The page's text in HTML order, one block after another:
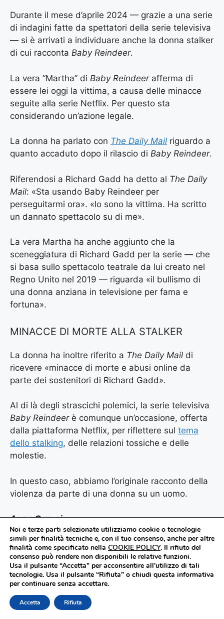
Durante il mese d’aprile 2024 — grazie a una serie
di indagini fatte da spettatori della serie televisiva
— si è arrivati a individuare anche la donna stalker
di cui racconta Baby Reindeer.
La vera “Martha” di Baby Reindeer afferma di
essere lei oggi la vittima, a causa delle minacce
seguite alla serie Netflix. Per questo sta
considerando un’azione legale.
La donna ha parlato con The Daily Mail riguardo a
quanto accaduto dopo il rilascio di Baby Reindeer.
Riferendosi a Richard Gadd ha detto al The Daily
Mail: «Sta usando Baby Reindeer per
perseguitarmi ora». «Io sono la vittima. Ha scritto
un dannato spettacolo su di me».
La vera Martha ha anche aggiunto che la
sceneggiatura di Richard Gadd per la serie — che
si basa sullo spettacolo teatrale da lui creato nel
Regno Unito nel 2019 — riguarda «il bullismo di
una donna anziana in televisione per fama e
fortuna».
MINACCE DI MORTE ALLA STALKER
La donna ha inoltre riferito a The Daily Mail di
ricevere «minacce di morte e abusi online da
parte dei sostenitori di Richard Gadd».
Al di là degli strascichi polemici, la serie televisiva
Baby Reindeerè comunque un’occasione, offerta
dalla piattaforma Netflix, per riflettere sul tema
dello stalking, delle relazioni tossiche e delle
molestie.
In questo caso, abbiamo l’originale racconto della
violenza da parte di una donna su un uomo.
Anna Ceroni
Agenzia Corte&Media
Data di pubblicazione: 09.05.2024
L’articolo – nella sua parte informativa – è
stato scritto con il supporto di Google e
ChatGPT4 per l’accesso alle fonti delle
notizie. Le notizie sono poi state verificate
Noi e terze parti selezionate utilizziamo cookie o tecnologie
simili per finalità tecniche e, con il tuo consenso, anche per altre
finalità come specificato nella COOKIE POLICY. Il rifiuto del
consenso può rendere non disponibili le relative funzioni.
Usa il pulsante “Accetta” per acconsentire all'utilizzo di tali
tecnologie. Usa il pulsante “Rifiuta” o chiudi questa informativa
per continuare senza accettare.
Accetta Rifiuta